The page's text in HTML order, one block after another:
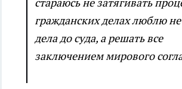
гражданских делах люблю
дела до суда, а решать все
заключением мирового